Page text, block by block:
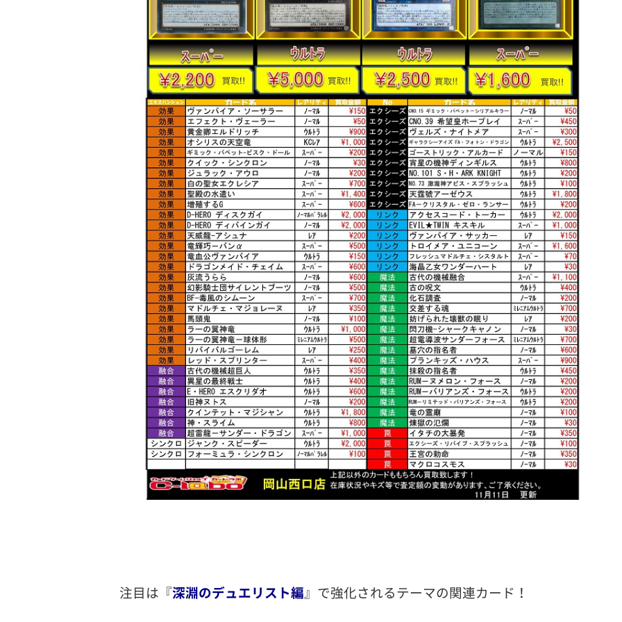
注目は『深淵のデュエリスト編』で強化されるテーマの関連カード！